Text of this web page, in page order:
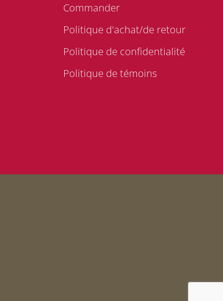
Commander
Politique d'achat/de retour
Politique de confidentialité
Politique de témoins